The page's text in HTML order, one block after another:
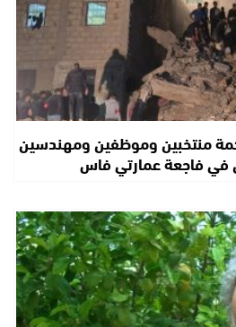
منتخبين وموظفين ومهندسين
في فاجعة عمارتي فاس